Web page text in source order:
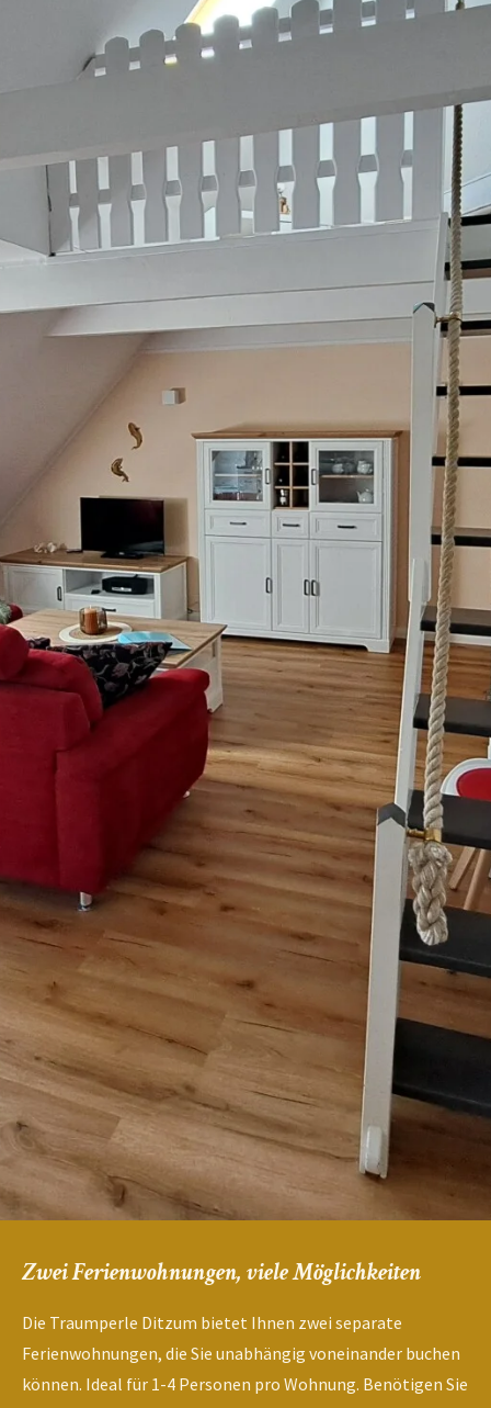
Zwei Ferienwohnungen, viele Möglichkeiten
Die Traumperle Ditzum bietet Ihnen zwei separate
Ferienwohnungen, die Sie unabhängig voneinander buchen
können. Ideal für 1-4 Personen pro Wohnung. Benötigen Sie